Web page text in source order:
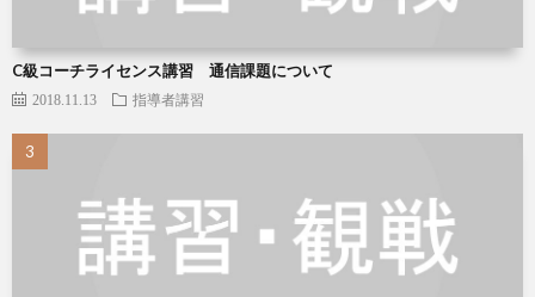
C級コーチライセンス講習 通信課題について
2018.11.13 指導者講習